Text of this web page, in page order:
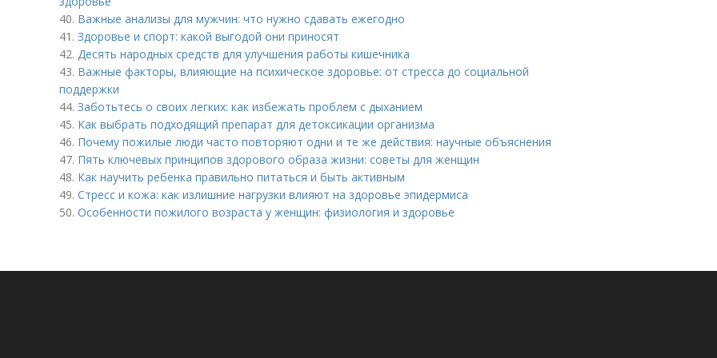
40. Важные анализы для мужчин: что нужно сдавать ежегодно
41. Здоровье и спорт: какой выгодой они приносят
42. Десять народных средств для улучшения работы кишечника
43. Важные факторы, влияющие на психическое здоровье: от стресса до социальной
поддержки
44. Заботьтесь о своих легких: как избежать проблем с дыханием
45. Как выбрать подходящий препарат для детоксикации организма
46. Почему пожилые люди часто повторяют одни и те же действия: научные объяснения
47. Пять ключевых принципов здорового образа жизни: советы для женщин
48. Как научить ребенка правильно питаться и быть активным
49. Стресс и кожа: как излишние нагрузки влияют на здоровье эпидермиса
50. Особенности пожилого возраста у женщин: физиология и здоровье